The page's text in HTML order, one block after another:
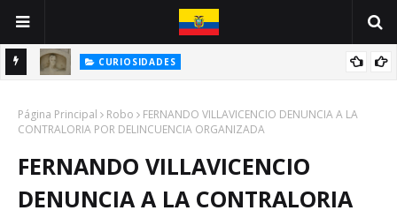
CURIOSIDADES
NEGRA
Página Principal Robo
FERNANDO VILLAVICENCIO DENUNCIA A LA
CONTRALORIA POR DELINCUENCIA ORGANIZADA
FERNANDO VILLAVICENCIO
DENUNCIA A LA CONTRALORIA